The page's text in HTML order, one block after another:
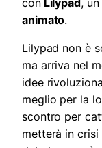
conLilypad,
animato.
Lilypad non è
ma arriva nel
idee
meglio per la
scontro per
metterà in